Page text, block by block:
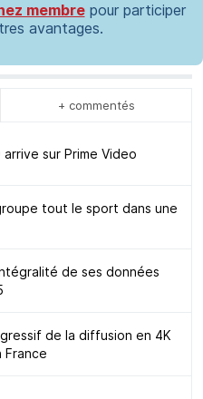
membrepour participer
avantages.
+ commentés
arrive sur Prime Video
tout le sport dans une
de ses données
de la diffusion en 4K
France